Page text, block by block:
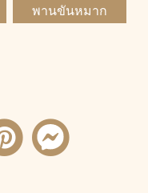
พานขันหมาก